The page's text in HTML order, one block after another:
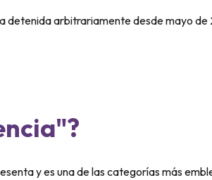
detenida arbitrariamente desde mayo
y es una de las categorías más